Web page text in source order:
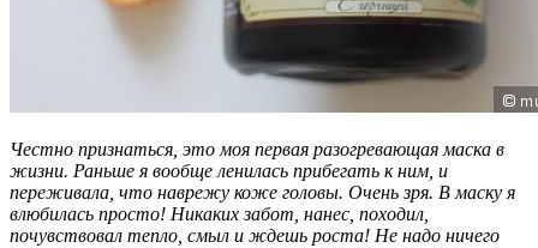
Честно признаться, это моя первая разогревающая маска в
жизни. Раньше я вообще ленилась прибегать к ним, и
переживала, что наврежу коже головы. Очень зря. В маску я
влюбилась просто! Никаких забот, нанес, походил,
почувствовал тепло, смыл и ждешь роста! Не надо ничего